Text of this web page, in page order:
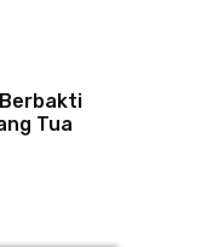
Berbakti
Tua